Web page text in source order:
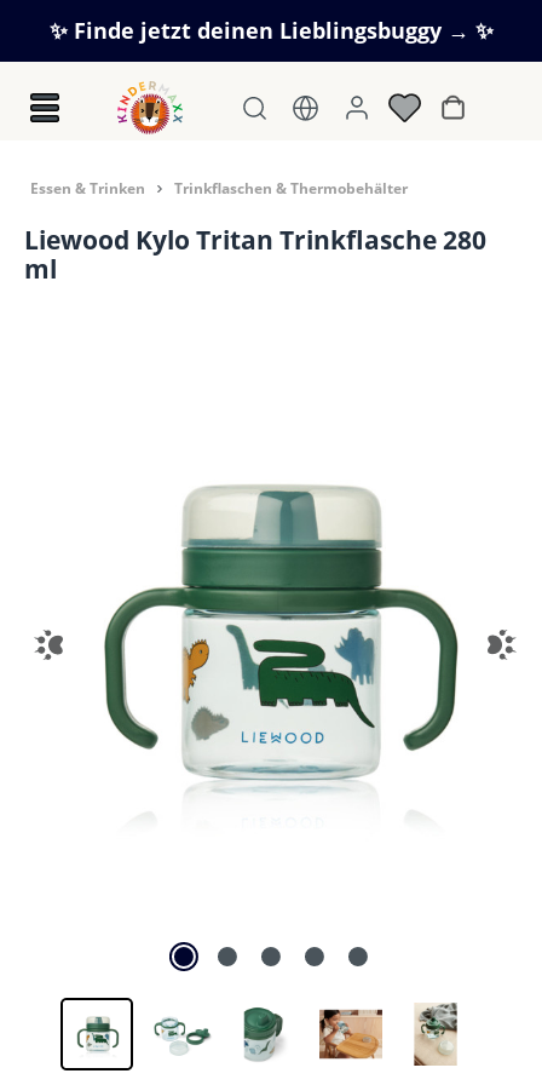
Zum Hauptinhalt springen
✨ Finde jetzt deinen Lieblingsbuggy → ✨
Essen & Trinken Trinkflaschen & Thermobehälter
Liewood Kylo Tritan Trinkflasche 280
ml